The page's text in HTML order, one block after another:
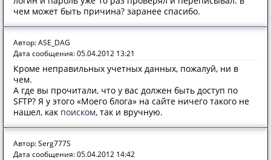
чем может быть причина? заранее спасибо.
Автор: ASE_DAG
Дата сообщения: 05.04.2012 13:21
Кроме неправильных учетных данных, пожалуй, ни в
чем.
А где вы прочитали, что у вас должен быть доступ по
SFTP? Я у этого «Моего блога» на сайте ничего такого не
нашел, как поиском, так и вручную.
Автор: Serg777S
Дата сообщения: 05.04.2012 14:42